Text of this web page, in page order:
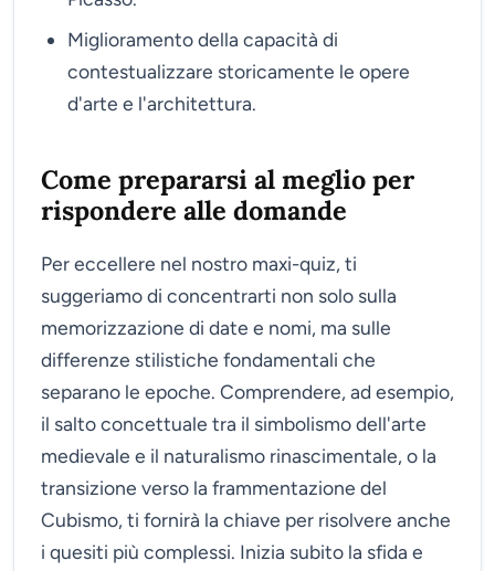
Miglioramento della capacità di
contestualizzare storicamente le opere
d'arte e l'architettura.
Come prepararsi al meglio per
rispondere alle domande
Per eccellere nel nostro maxi-quiz, ti
suggeriamo di concentrarti non solo sulla
memorizzazione di date e nomi, ma sulle
differenze stilistiche fondamentali che
separano le epoche. Comprendere, ad esempio,
il salto concettuale tra il simbolismo dell'arte
medievale e il naturalismo rinascimentale, o la
transizione verso la frammentazione del
Cubismo, ti fornirà la chiave per risolvere anche
i quesiti più complessi. Inizia subito la sfida e